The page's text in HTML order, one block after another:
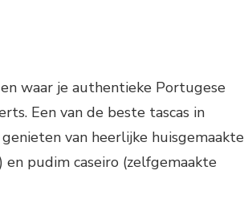
waar je authentieke Portugese
Een van de beste tascas in
van heerlijke huisgemaakte
pudim caseiro (zelfgemaakte